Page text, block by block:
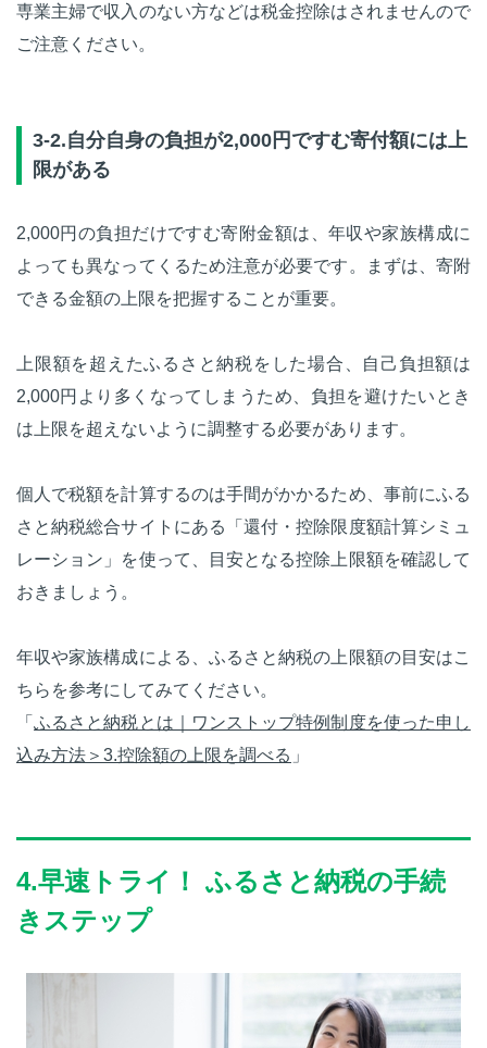
専業主婦で収入のない方などは税金控除はされませんので
ご注意ください。
3-2.自分自身の負担が2,000円ですむ寄付額には上
限がある
2,000円の負担だけですむ寄附金額は、年収や家族構成に
よっても異なってくるため注意が必要です。まずは、寄附
できる金額の上限を把握することが重要。
上限額を超えたふるさと納税をした場合、自己負担額は
2,000円より多くなってしまうため、負担を避けたいとき
は上限を超えないように調整する必要があります。
個人で税額を計算するのは手間がかかるため、事前にふる
さと納税総合サイトにある「還付・控除限度額計算シミュ
レーション」を使って、目安となる控除上限額を確認して
おきましょう。
年収や家族構成による、ふるさと納税の上限額の目安はこ
ちらを参考にしてみてください。
「ふるさと納税とは｜ワンストップ特例制度を使った申し
込み方法＞3.控除額の上限を調べる 」
4.早速トライ！ ふるさと納税の手続
きステップ